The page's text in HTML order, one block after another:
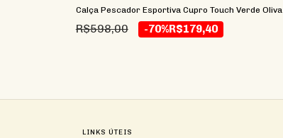
Calça Pescador Esportiva Cupro Touch Verde Oliva
R$598,00 -70%R$179,40
LINKS ÚTEIS